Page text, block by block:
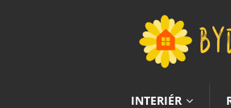
INTERIÉR